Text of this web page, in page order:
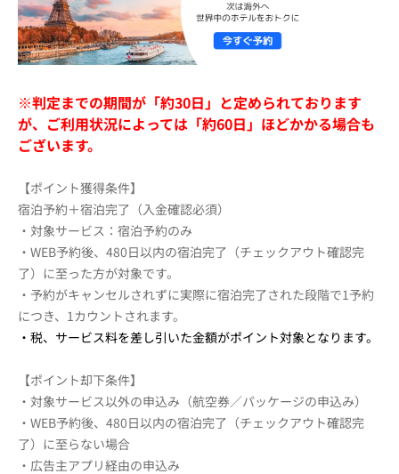
※判定までの期間が「約30日」と定められております
が、ご利用状況によっては「約60日」ほどかかる場合も
ございます。
【ポイント獲得条件】
宿泊予約＋宿泊完了（入金確認必須）
・対象サービス：宿泊予約のみ
・WEB予約後、480日以内の宿泊完了（チェックアウト確認完
了）に至った方が対象です。
・予約がキャンセルされずに実際に宿泊完了された段階で1予約
につき、1カウントされます。
・税、サービス料を差し引いた金額がポイント対象となります。
【ポイント却下条件】
・対象サービス以外の申込み（航空券／パッケージの申込み）
・WEB予約後、480日以内の宿泊完了（チェックアウト確認完
了）に至らない場合
・広告主アプリ経由の申込み